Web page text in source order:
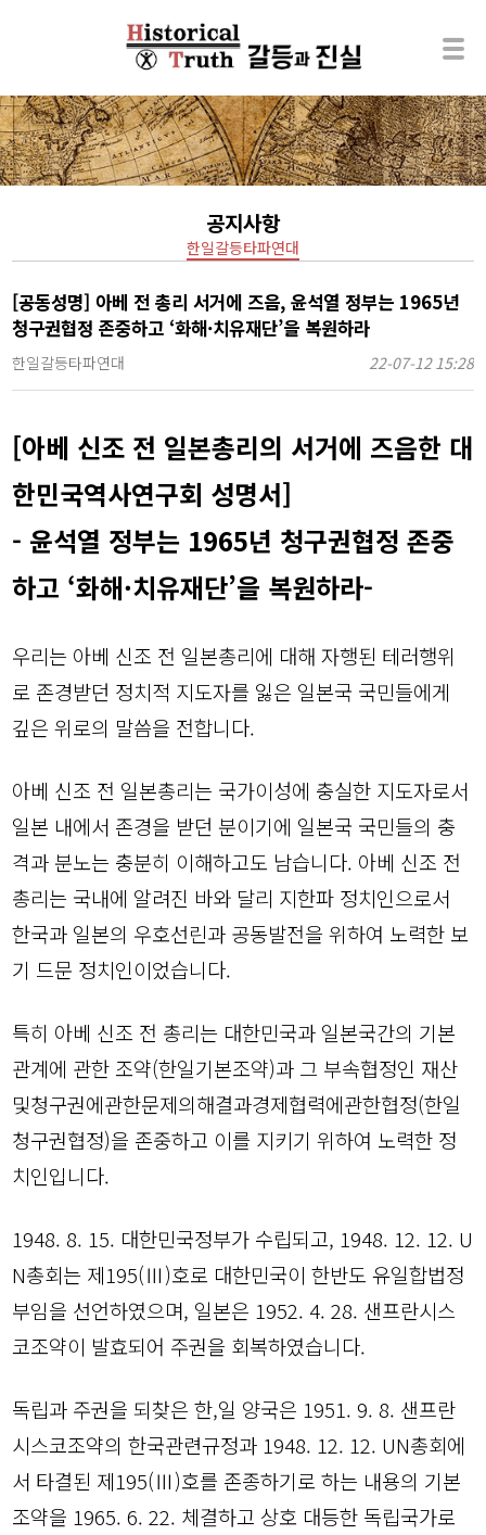
공지사항
한일갈등타파연대
[공동성명] 아베 전 총리 서거에 즈음, 윤석열 정부는 1965년
청구권협정 존중하고 ‘화해·치유재단’을 복원하라
한일갈등타파연대 22-07-12 15:28
[아베 신조 전 일본총리의 서거에 즈음한 대
한민국역사연구회 성명서]
- 윤석열 정부는 1965년 청구권협정 존중
하고 ‘화해·치유재단’을 복원하라-
우리는 아베 신조 전 일본총리에 대해 자행된 테러행위
로 존경받던 정치적 지도자를 잃은 일본국 국민들에게
깊은 위로의 말씀을 전합니다.
아베 신조 전 일본총리는 국가이성에 충실한 지도자로서
일본 내에서 존경을 받던 분이기에 일본국 국민들의 충
격과 분노는 충분히 이해하고도 남습니다. 아베 신조 전
총리는 국내에 알려진 바와 달리 지한파 정치인으로서
한국과 일본의 우호선린과 공동발전을 위하여 노력한 보
기 드문 정치인이었습니다.
특히 아베 신조 전 총리는 대한민국과 일본국간의 기본
관계에 관한 조약(한일기본조약)과 그 부속협정인 재산
및청구권에관한문제의해결과경제협력에관한협정(한일
청구권협정)을 존중하고 이를 지키기 위하여 노력한 정
치인입니다.
1948. 8. 15. 대한민국정부가 수립되고, 1948. 12. 12. U
N총회는 제195(Ⅲ)호로 대한민국이 한반도 유일합법정
부임을 선언하였으며, 일본은 1952. 4. 28. 샌프란시스
코조약이 발효되어 주권을 회복하였습니다.
독립과 주권을 되찾은 한,일 양국은 1951. 9. 8. 샌프란
시스코조약의 한국관련규정과 1948. 12. 12. UN총회에
서 타결된 제195(Ⅲ)호를 존종하기로 하는 내용의 기본
조약을 1965. 6. 22. 체결하고 상호 대등한 독립국가로